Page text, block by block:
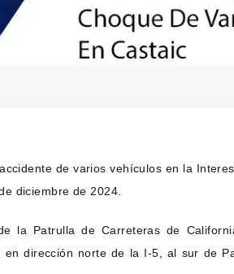
de varios vehículos en la
diciembre de 2024.
la Patrulla de Carreteras de
dirección norte de la I-5, al sur de